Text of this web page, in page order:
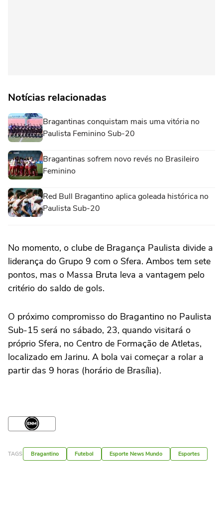
Notícias relacionadas
Bragantinas conquistam mais uma vitória no
Paulista Feminino Sub-20
Bragantinas sofrem novo revés no Brasileiro
Feminino
Red Bull Bragantino aplica goleada histórica no
Paulista Sub-20
No momento, o clube de Bragança Paulista divide a
liderança do Grupo 9 com o Sfera. Ambos tem sete
pontos, mas o Massa Bruta leva a vantagem pelo
critério do saldo de gols.
O próximo compromisso do Bragantino no Paulista
Sub-15 será no sábado, 23, quando visitará o
próprio Sfera, no Centro de Formação de Atletas,
localizado em Jarinu. A bola vai começar a rolar a
partir das 9 horas (horário de Brasília).
TAGS Bragantino Futebol Esporte News Mundo Esportes